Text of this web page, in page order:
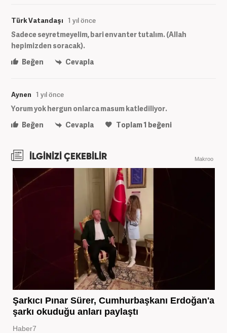
Türk Vatandaşı 1 yıl önce
Sadece seyretmeyelim, bari envanter tutalım. (Allah
hepimizden soracak).
Beğen
Cevapla
Aynen 1 yıl önce
Yorum yok hergun onlarca masum katlediliyor.
Beğen
Cevapla Toplam1 beğeni
İLGİNİZİ ÇEKEBİLİR Makroo
Şarkıcı Pınar Sürer, Cumhurbaşkanı Erdoğan'a
şarkı okuduğu anları paylaştı
Haber7